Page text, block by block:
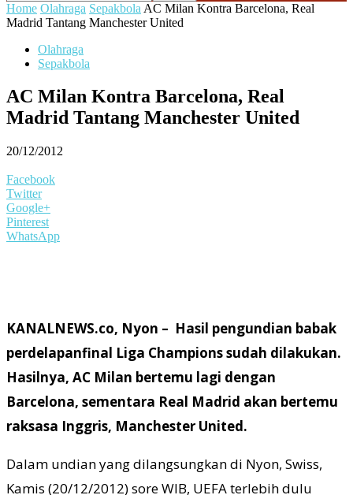
Home Olahraga Sepakbola AC Milan Kontra Barcelona, Real
Madrid Tantang Manchester United
Olahraga
Sepakbola
AC Milan Kontra Barcelona, Real
Madrid Tantang Manchester United
20/12/2012
Facebook
Twitter
Google+
Pinterest
WhatsApp
KANALNEWS.co, Nyon – Hasil pengundian babak
perdelapanfinal Liga Champions sudah dilakukan.
Hasilnya, AC Milan bertemu lagi dengan
Barcelona, sementara Real Madrid akan bertemu
raksasa Inggris, Manchester United.
Dalam undian yang dilangsungkan di Nyon, Swiss,
Kamis (20/12/2012) sore WIB, UEFA terlebih dulu